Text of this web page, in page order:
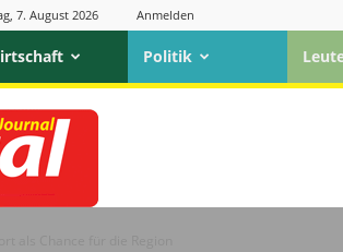
7. August 2026 Anmelden
Politik